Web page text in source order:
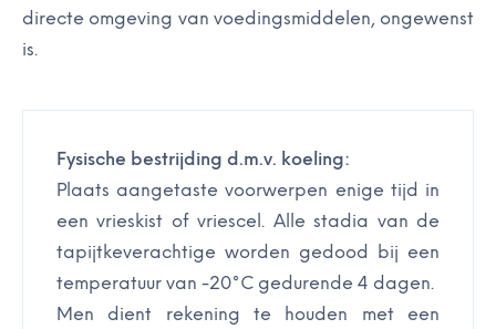
directe omgeving van voedingsmiddelen, ongewenst
is.
Fysische bestrijding d.m.v. koeling:
Plaats aangetaste voorwerpen enige tijd in
een vrieskist of vriescel. Alle stadia van de
tapijtkeverachtige worden gedood bij een
temperatuur van -20°C gedurende 4 dagen.
Men dient rekening te houden met een